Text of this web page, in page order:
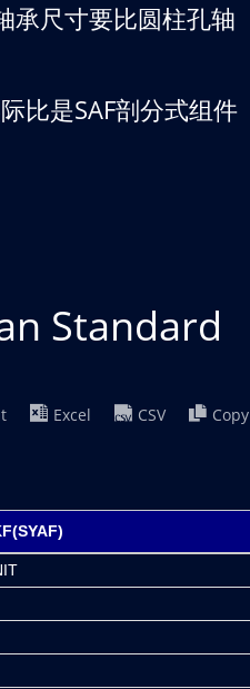
承尺寸要比圆柱孔轴
比是SAF剖分式组件
Standard
Excel CSV Copy